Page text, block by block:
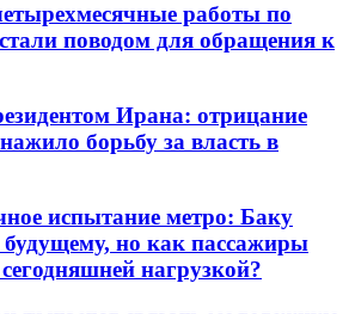
работы по
поводом для обращения к
Ирана: отрицание
борьбу за власть в
испытание метро: Баку
будущему, но как пассажиры
нагрузкой?